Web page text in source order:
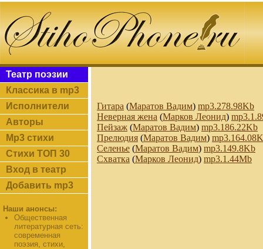
Театр поэзии
Классика в mp3
Исполнители
Авторы
Mp3 стихи
Стихи ТОП 30
Вход в театр
Добавить mp3
Наши анонсы:
Общественная
литературная сеть:
современная
поэзия, стихи,
Гитара (Маратов Вадим) mp3.278.98Kb
Неверная жена (Марков Леонид)
Пейзаж (Маратов Вадим) mp3.186.22Kb
Прелюдия (Маратов Вадим)
Селенье (Маратов Вадим) mp3.149.8Kb
Схватка (Марков Леонид) mp3.1.44Mb